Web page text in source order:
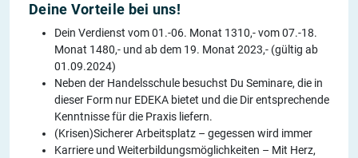
Deine Vorteile bei uns!
Dein Verdienst vom 01.-06. Monat 1310,- vom 07.-18.
Monat 1480,- und ab dem 19. Monat 2023,- (gültig ab
01.09.2024)
Neben der Handelsschule besuchst Du Seminare, die in
dieser Form nur EDEKA bietet und die Dir entsprechende
Kenntnisse für die Praxis liefern.
(Krisen)Sicherer Arbeitsplatz – gegessen wird immer
Karriere und Weiterbildungsmöglichkeiten – Mit Herz,